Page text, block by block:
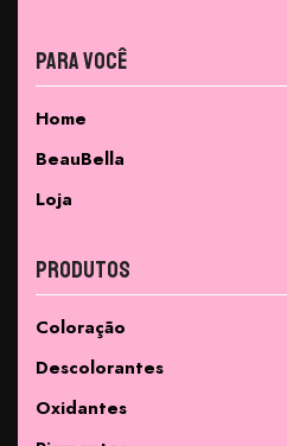
Para Você
Home
BeauBella
Loja
Produtos
Coloração
Descolorantes
Oxidantes